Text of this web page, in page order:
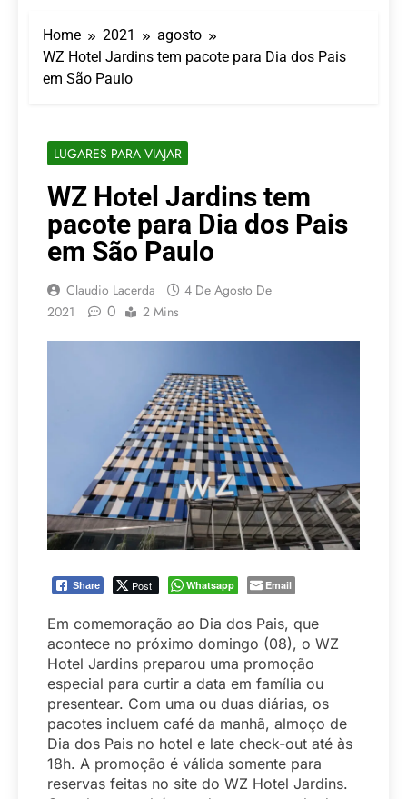
Porto Alegre a partir de
2027
7 De Agosto De 2026
Turismo impulsiona
Campinas fortalece
atuação nos segmentos
7 De Agosto De 2026
Executivo com carreira
internacional, Marc
Balanger assume
comando do Wyndham
São Paulo Ibirapuera
5 De Agosto De 2026
LATAM anuncia 42
rotas na primeira fase
Embraer 195-E2
5 De Agosto De 2026
Home 2021
agosto
WZ Hotel Jardins tem pacote para Dia dos Pais
em São Paulo
LUGARES PARA VIAJAR
WZ Hotel Jardins tem
pacote para Dia dos Pais
em São Paulo
Claudio Lacerda
4 De Agosto De
2021
0 2 Mins
Share Post Whatsapp Email
Em comemoração ao Dia dos Pais, que
acontece no próximo domingo (08), o WZ
Hotel Jardins preparou uma promoção
especial para curtir a data em família ou
presentear. Com uma ou duas diárias, os
pacotes incluem café da manhã, almoço de
Dia dos Pais no hotel e late check-out até às
18h. A promoção é válida somente para
reservas feitas no site do WZ Hotel Jardins.